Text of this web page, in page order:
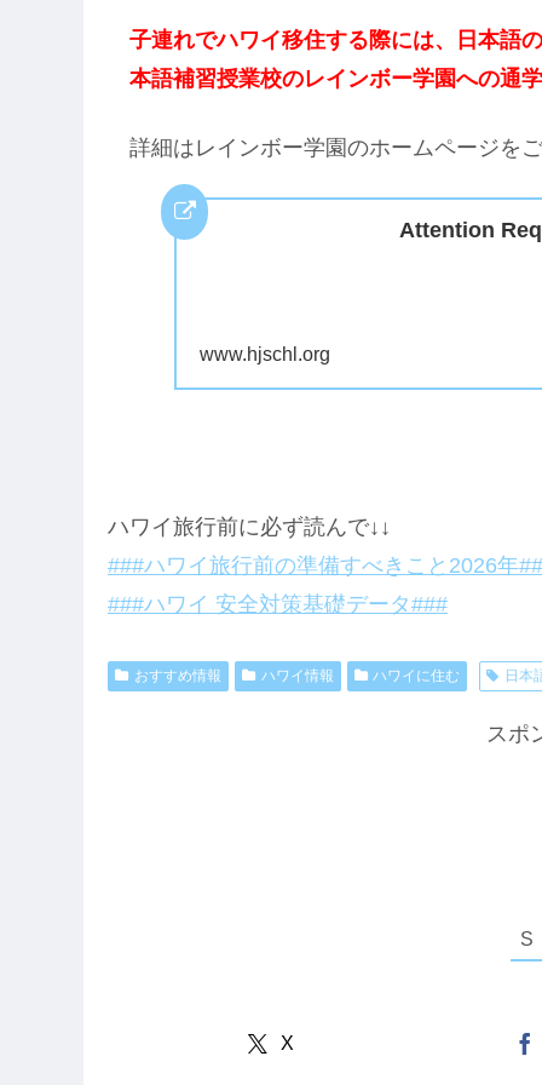
子連れでハワイ移住する際には、日本語
本語補習授業校のレインボー学園への通
詳細はレインボー学園のホームページを
Attention
www.hjschl.org
ハワイ旅行前に必ず読んで↓↓
###ハワイ旅行前の準備すべきこと2026年
###ハワイ 安全対策基礎データ###
おすすめ情報 ハワイ情報 ハワイに住む 日本
スポ
X